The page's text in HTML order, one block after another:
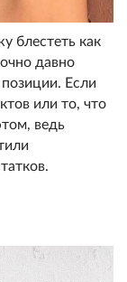
блестеть как
давно
Если
или то, что
ведь